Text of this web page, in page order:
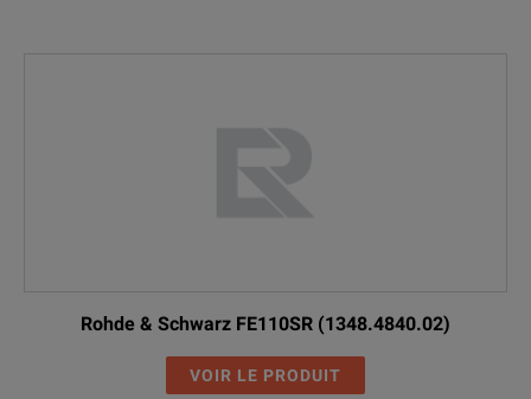
Rohde & Schwarz FE110SR (1348.4840.02)
VOIR LE PRODUIT